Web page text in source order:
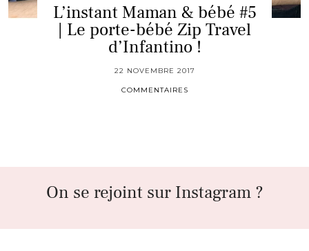
L’instant Maman & bébé #5
| Le porte-bébé Zip Travel
d’Infantino !
22 NOVEMBRE 2017
COMMENTAIRES
On se rejoint sur Instagram ?